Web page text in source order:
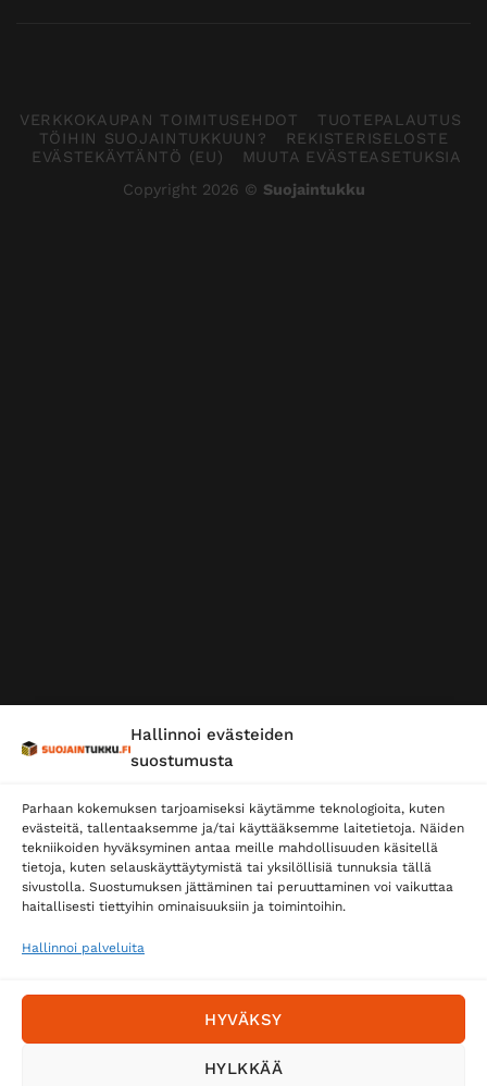
Hallinnoi evästeiden
suostumusta
Parhaan kokemuksen tarjoamiseksi käytämme teknologioita, kuten
evästeitä, tallentaaksemme ja/tai käyttääksemme laitetietoja. Näiden
tekniikoiden hyväksyminen antaa meille mahdollisuuden käsitellä
tietoja, kuten selauskäyttäytymistä tai yksilöllisiä tunnuksia tällä
sivustolla. Suostumuksen jättäminen tai peruuttaminen voi vaikuttaa
haitallisesti tiettyihin ominaisuuksiin ja toimintoihin.
Hallinnoi palveluita
HYVÄKSY
HYLKKÄÄ
VERKKOKAUPAN TOIMITUSEHDOT
TUOTEPALAUTUS
TÖIHIN SUOJAINTUKKUUN?
REKISTERISELOSTE
EVÄSTEKÄYTÄNTÖ (EU)
MUUTA EVÄSTEASETUKSIA
Copyright 2026 © Suojaintukku